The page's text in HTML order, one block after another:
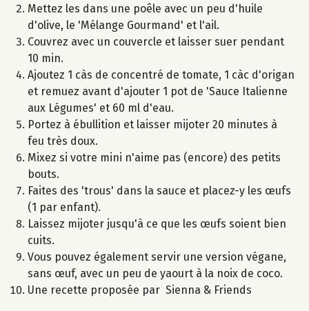
Mettez les dans une poêle avec un peu d'huile
d'olive, le 'Mélange Gourmand' et l'ail.
Couvrez avec un couvercle et laisser suer pendant
10 min.
Ajoutez 1 càs de concentré de tomate, 1 càc d'origan
et remuez avant d'ajouter 1 pot de 'Sauce Italienne
aux Légumes' et 60 ml d'eau.
Portez à ébullition et laisser mijoter 20 minutes à
feu très doux.
Mixez si votre mini n'aime pas (encore) des petits
bouts.
Faites des 'trous' dans la sauce et placez-y les œufs
(1 par enfant).
Laissez mijoter jusqu'à ce que les œufs soient bien
cuits.
Vous pouvez également servir une version végane,
sans œuf, avec un peu de yaourt à la noix de coco.
Une recette proposée par Sienna & Friends